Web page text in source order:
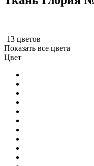
13 цветов
Показать все цвета
Цвет